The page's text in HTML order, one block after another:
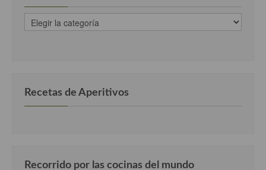
recetas
clasificadas
Recetas de Aperitivos
Recorrido por las cocinas del mundo